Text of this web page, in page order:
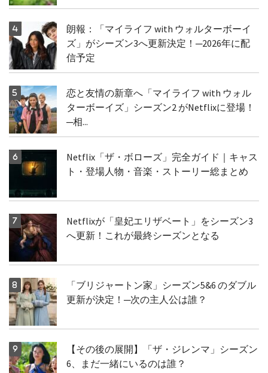
朗報：「マイライフ with ウォルターボーイ
ズ」がシーズン3へ更新決定！─2026年に配
信予定
恋と友情の新章へ「マイライフ with ウォル
ターボーイズ」シーズン2 がNetflixに登場！
─相...
Netflix「ザ・ボローズ」完全ガイド｜キャス
ト・登場人物・音楽・ストーリー総まとめ
Netflixが「皇妃エリザベート」をシーズン3
へ更新！これが最終シーズンとなる
「ブリジャートン家」シーズン5&6 のダブル
更新が決定！─次の主人公は誰？
【その後の展開】「ザ・ジレンマ」シーズン
6、まだ一緒にいるのは誰？